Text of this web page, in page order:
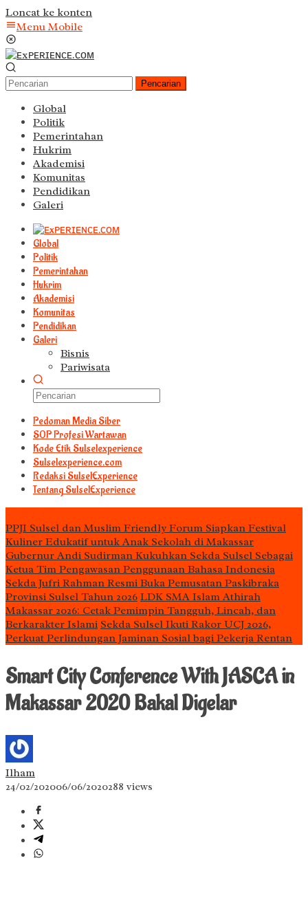
Loncat ke konten
Menu Mobile
Pencarian
Global
Politik
Pemerintahan
Hukrim
Akademisi
Komunitas
Pendidikan
Galeri
Global
Politik
Pemerintahan
Hukrim
Akademisi
Komunitas
Pendidikan
Galeri
Bisnis
Pariwisata
Pedoman Media Siber
S0P Profesi Wartawan
Kode Etik Sulselexperience
Sulselexperience.com
Redaksi SulselExperience
Tentang SulselExperience
PPJI Sulsel dan Muslim Friendly Forum Siapkan Festival
Kuliner Edukatif untuk Anak Sekolah di Makassar
Gubernur Andi Sudirman Kukuhkan Sekda Sulsel Sebagai
Ketua Tim Pengawasan Penggunaan Bahasa Indonesia
Sekda Jufri Rahman Resmi Buka Pemusatan Paskibraka
Provinsi Sulsel Tahun 2026 LDK SMA Islam Athirah
Makassar 2026: Cetak Pemimpin Tangguh, Lincah, dan
Berkarakter Islami Sekda Sulsel Ikuti Rakor UCJ 2026,
Perkuat Perlindungan Jaminan Sosial bagi Pekerja Rentan
Smart City Conference With JASCA in
Makassar 2020 Bakal Digelar
Ilham
24/02/202006/06/2020288 views